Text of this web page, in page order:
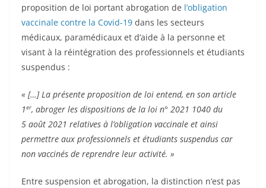
proposition de loi portant abrogation de l’obligation
vaccinale contre la Covid-19 dans les secteurs
médicaux, paramédicaux et d’aide à la personne et
visant à la réintégration des professionnels et étudiants
suspendus :
« […] La présente proposition de loi entend, en son article
1er, abroger les dispositions de la loi n° 2021 1040 du
5 août 2021 relatives à l’obligation vaccinale et ainsi
permettre aux professionnels et étudiants suspendus car
non vaccinés de reprendre leur activité. »
Entre suspension et abrogation, la distinction n’est pas